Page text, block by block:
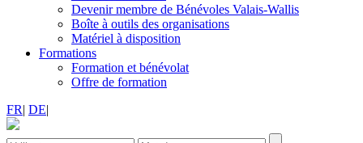
Devenir membre de Bénévoles Valais-Wallis
Boîte à outils des organisations
Matériel à disposition
Formations
Formation et bénévolat
Offre de formation
FR| DE|